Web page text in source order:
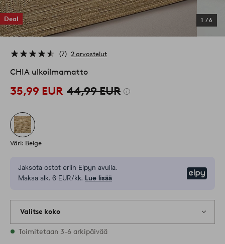
Deal 1 /6
7 2 arvostelut
CHIA ulkoilmamatto
35,99 EUR 44,99 EUR
Väri: Beige
Jaksota ostot eriin Elpyn avulla.
Maksa alk. 6 EUR/kk. Lue lisää
Valitse koko
Varastossa on kaikkia kokoja
Toimitetaan 3-6 arkipäivää